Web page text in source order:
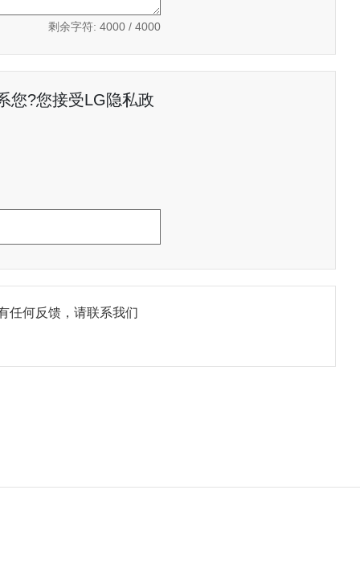
剩余字符: 4000 / 4000
您?您接受LG隐私政
任何反馈，请联系我们